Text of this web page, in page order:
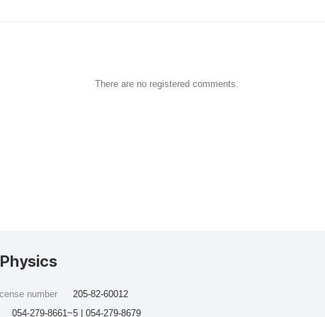
There are no registered comments.
number
205-82-60012
054-279-8661~5 | 054-279-8679